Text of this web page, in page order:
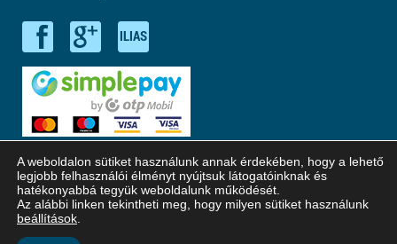
© Copyright 2016 - 2026. Neteducatio. Minden jog fenntartva!
A weboldalon sütiket használunk annak érdekében, hogy a lehető
legjobb felhasználói élményt nyújtsuk látogatóinknak és
hatékonyabbá tegyük weboldalunk működését.
Az alábbi linken tekintheti meg, hogy milyen sütiket használunk
beállítások